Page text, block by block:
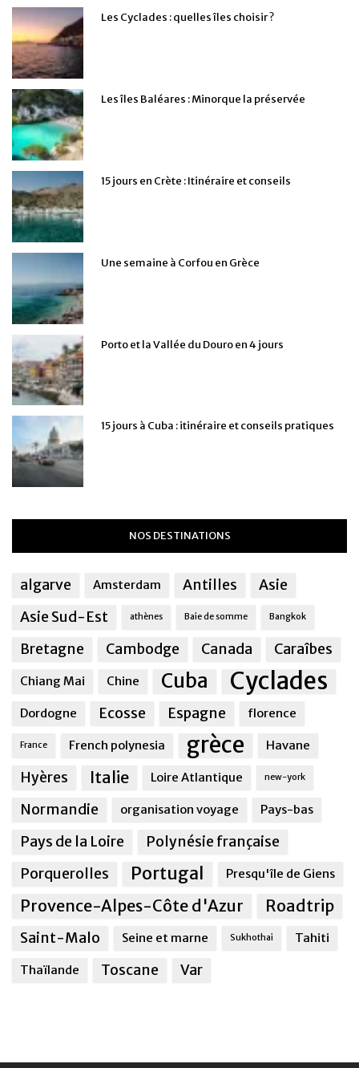
Les Cyclades : quelles îles choisir ?
Les îles Baléares : Minorque la préservée
15 jours en Crète : Itinéraire et conseils
Une semaine à Corfou en Grèce
Porto et la Vallée du Douro en 4 jours
15 jours à Cuba : itinéraire et conseils pratiques
NOS DESTINATIONS
algarve Amsterdam Antilles
Asie
Asie Sud-Est
athènes Baie de somme Bangkok
Bretagne Cambodge Canada Caraîbes
Chiang Mai Chine Cuba Cyclades
Dordogne Ecosse Espagne florence
France French polynesia grèce Havane
Hyères Italie Loire Atlantique new-york
Normandie organisation voyage Pays-bas
Pays de la Loire
Polynésie française
Porquerolles
Portugal Presqu'île de Giens
Provence-Alpes-Côte d'Azur Roadtrip
Saint-Malo Seine et marne Sukhothai Tahiti
Thaïlande Toscane Var